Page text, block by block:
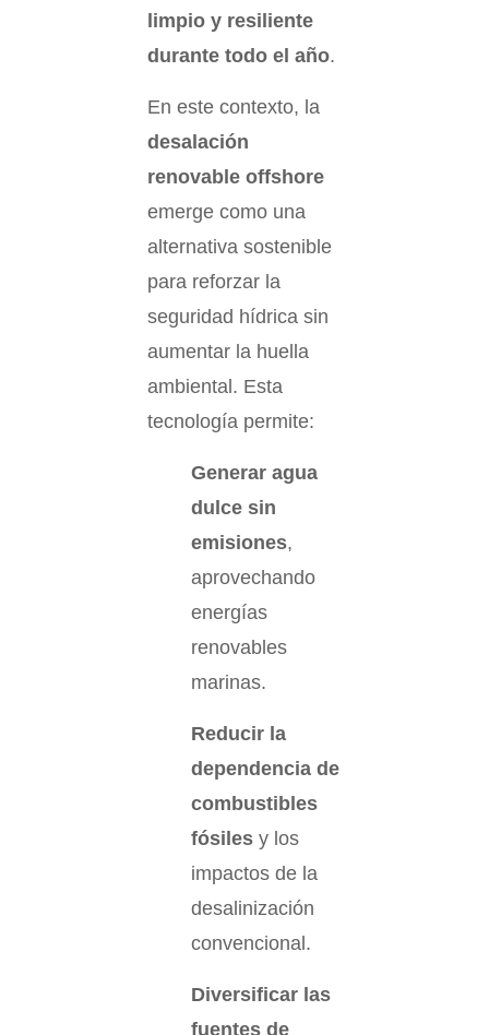
limpio y resiliente
durante todo el año.
En este contexto, la
desalación
renovable offshore
emerge como una
alternativa sostenible
para reforzar la
seguridad hídrica sin
aumentar la huella
ambiental. Esta
tecnología permite:
Generar agua
dulce sin
emisiones,
aprovechando
energías
renovables
marinas.
Reducir la
dependencia de
combustibles
fósiles y los
impactos de la
desalinización
convencional.
Diversificar las
fuentes de